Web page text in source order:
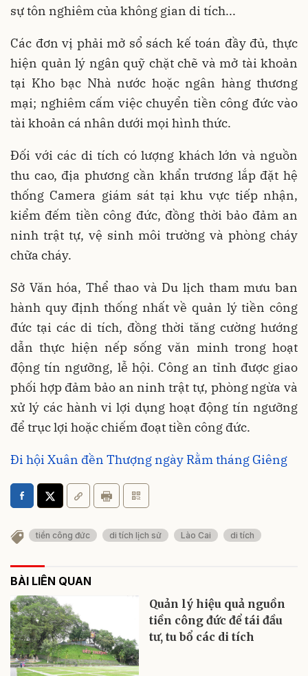
sự tôn nghiêm của không gian di tích...
Các đơn vị phải mở sổ sách kế toán đầy đủ, thực
hiện quản lý ngân quỹ chặt chẽ và mở tài khoản
tại Kho bạc Nhà nước hoặc ngân hàng thương
mại; nghiêm cấm việc chuyển tiền công đức vào
tài khoản cá nhân dưới mọi hình thức.
Đối với các di tích có lượng khách lớn và nguồn
thu cao, địa phương cần khẩn trương lắp đặt hệ
thống Camera giám sát tại khu vực tiếp nhận,
kiểm đếm tiền công đức, đồng thời bảo đảm an
ninh trật tự, vệ sinh môi trường và phòng cháy
chữa cháy.
Sở Văn hóa, Thể thao và Du lịch tham mưu ban
hành quy định thống nhất về quản lý tiền công
đức tại các di tích, đồng thời tăng cường hướng
dẫn thực hiện nếp sống văn minh trong hoạt
động tín ngưỡng, lễ hội. Công an tỉnh được giao
phối hợp đảm bảo an ninh trật tự, phòng ngừa và
xử lý các hành vi lợi dụng hoạt động tín ngưỡng
để trục lợi hoặc chiếm đoạt tiền công đức.
Đi hội Xuân đền Thượng ngày Rằm tháng Giêng
tiền công đức di tích lịch sử Lào Cai di tích
BÀI LIÊN QUAN
Quản lý hiệu quả nguồn
tiền công đức để tái đầu
tư, tu bổ các di tích